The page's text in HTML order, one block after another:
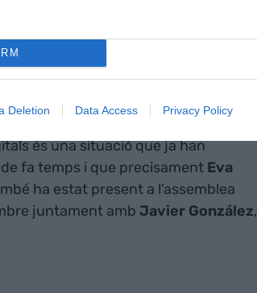
Deletion Data Access Privacy Policy
General 2020 | Cedida
per a impulsar la
la Comunitat Valenciana per a la
és una situació que ja han
fa temps i que precisamentEva
ha estat present a l'assemblea
juntament amb Javier González,